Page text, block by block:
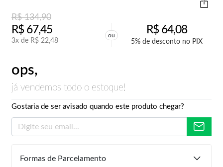
R$134,90
R$67,45
3x de R$ 22,48
ou R$64,08
5% de desconto no PIX
ops,
já vendemos todo o estoque!
Gostaria de ser avisado quando este produto chegar?
Formas de Parcelamento